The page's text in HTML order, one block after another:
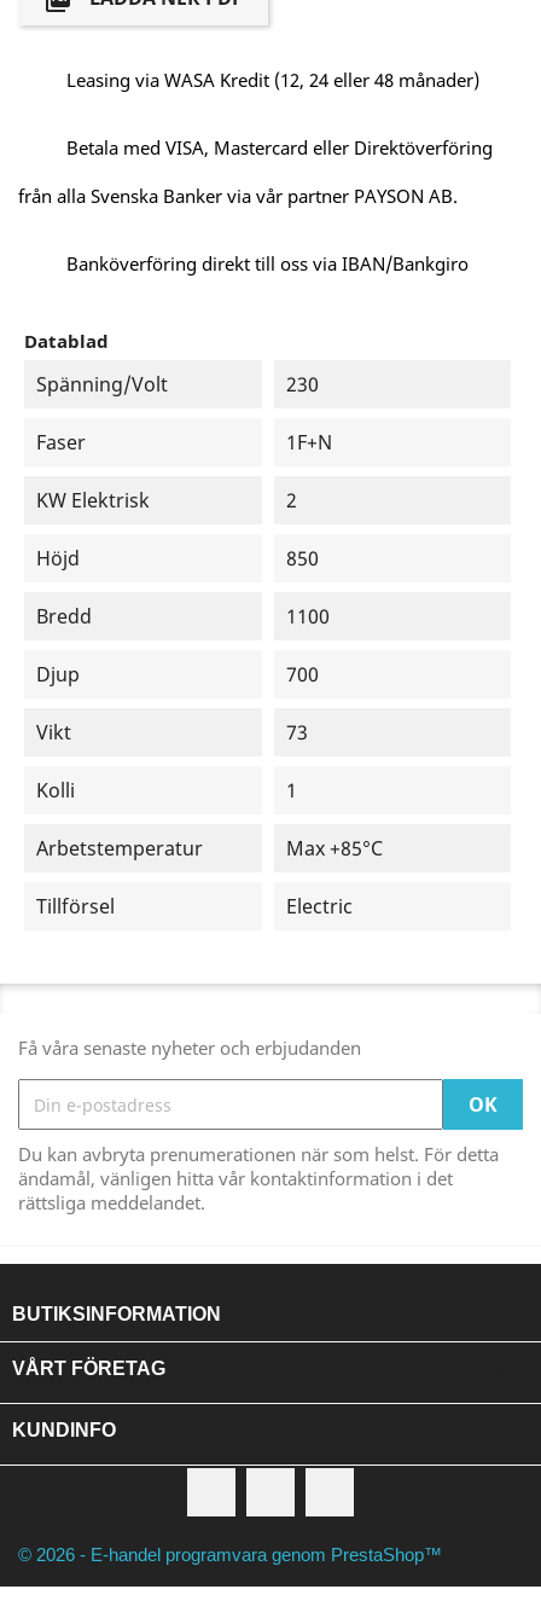
Leasing via WASA Kredit (12, 24 eller 48 månader)
Betala med VISA, Mastercard eller Direktöverföring
från alla Svenska Banker via vår partner PAYSON AB.
Banköverföring direkt till oss via IBAN/Bankgiro
Datablad
Spänning/Volt 230
Faser 1F+N
KW Elektrisk 2
Höjd 850
Bredd 1100
Djup 700
Vikt 73
Kolli 1
Arbetstemperatur Max +85°C
Tillförsel Electric
Få våra senaste nyheter och erbjudanden
Du kan avbryta prenumerationen när som helst. För detta
ändamål, vänligen hitta vår kontaktinformation i det
rättsliga meddelandet.
BUTIKSINFORMATION
VÅRT FÖRETAG
KUNDINFO
© 2026 - E-handel programvara genom PrestaShop™